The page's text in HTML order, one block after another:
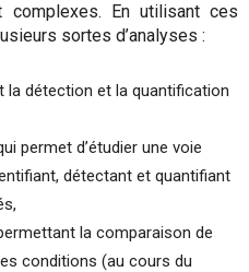
complexes. En utilisant ces
sortes d’analyses :
la détection et la quantification
permet d’étudier une voie
détectant et quantifiant
la comparaison de
conditions (au cours du